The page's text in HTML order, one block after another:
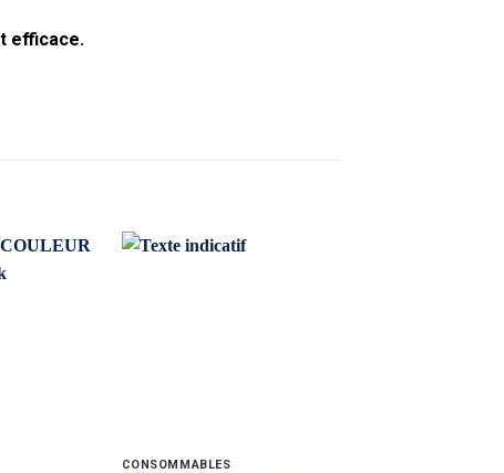
efficace.
CONSOMMABLES